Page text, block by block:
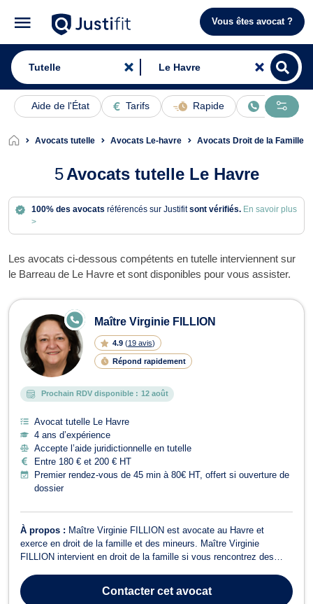
Vous êtes avocat ?
Aide de l'État Tarifs Rapide En ligne
Avocats tutelle Avocats Le-havre Avocats Droit de la Famille
5 Avocats tutelle Le Havre
100% des avocats référencés sur Justifitsont vérifiés. En savoir plus
>
Les avocats ci-dessous compétents en tutelle interviennent sur
le Barreau de Le Havre et sont disponibles pour vous assister.
Avocats en tutelle à Le Havre
Maître Virginie FILLION
4.9 (19 avis)
Répond rapidement
E
N
LI
G
N
E
Prochain RDV disponible : 12 août
Avocat tutelle Le Havre
4 ans d’expérience
Accepte l’aide juridictionnelle en tutelle
Entre 180 € et 200 € HT
Premier rendez-vous de 45 min à 80€ HT, offert si ouverture de
dossier
À propos : Maître Virginie FILLION est avocate au Havre et
exerce en droit de la famille et des mineurs. Maître Virginie
FILLION intervient en droit de la famille si vous rencontrez des
ainsi qu’à la liquidation du régime matrimonial. Elle pourra vous
accompagner pour... Contactercet avocat